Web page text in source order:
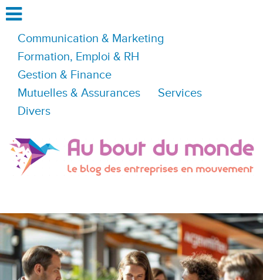
Communication & Marketing
Formation, Emploi & RH
Gestion & Finance
Mutuelles & Assurances
Services
Divers